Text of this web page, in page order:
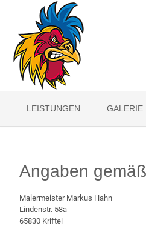
LEISTUNGEN GALERIE
Angaben
Malermeister Markus Hahn
Lindenstr. 58a
65830 Kriftel